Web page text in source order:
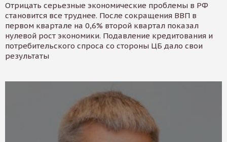
Отрицать серьезные экономические проблемы в РФ
становится все труднее. После сокращения ВВП в
первом квартале на 0,6% второй квартал показал
нулевой рост экономики. Подавление кредитования и
потребительского спроса со стороны ЦБ дало свои
результаты